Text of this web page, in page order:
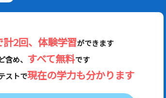
計2回、体験学習ができます
含め、 すべて無料です
ストで現在の学力も分かります